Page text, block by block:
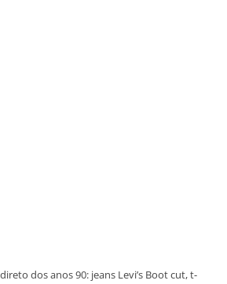
dos anos 90: jeans Levi’s Boot cut, t-